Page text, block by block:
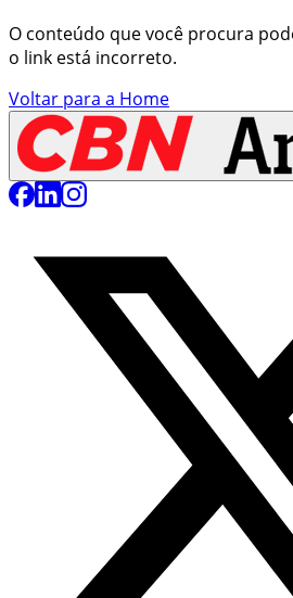
O conteúdo que você procura
o link está incorreto.
Voltar para a Home